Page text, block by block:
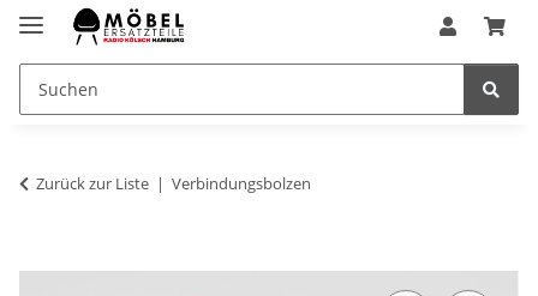
Zurück zur Liste Verbindungsbolzen